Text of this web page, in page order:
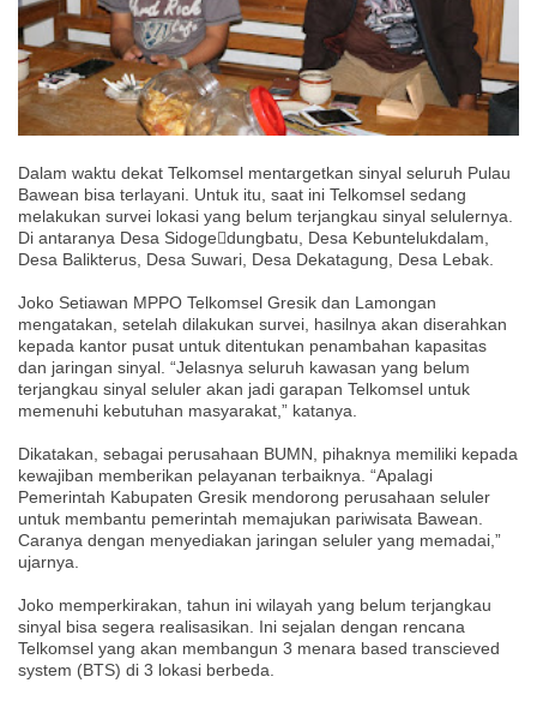
Dalam waktu dekat Telkomsel mentargetkan sinyal seluruh Pulau
Bawean bisa terlayani. Untuk itu, saat ini Telkomsel sedang
melakukan survei lokasi yang belum terjangkau sinyal selulernya.
Di antaranya Desa Sidoge￾dungbatu, Desa Kebuntelukdalam,
Desa Balikterus, Desa Suwari, Desa Dekatagung, Desa Lebak.
Joko Setiawan MPPO Telkomsel Gresik dan Lamongan
mengatakan, setelah dilakukan survei, hasilnya akan diserahkan
kepada kantor pusat untuk ditentukan penambahan kapasitas
dan jaringan sinyal. “Jelasnya seluruh kawasan yang belum
terjangkau sinyal seluler akan jadi garapan Telkomsel untuk
memenuhi kebutuhan masyarakat,” katanya.
Dikatakan, sebagai perusahaan BUMN, pihaknya memiliki kepada
kewajiban memberikan pelayanan terbaiknya. “Apalagi
Pemerintah Kabupaten Gresik mendorong perusahaan seluler
untuk membantu pemerintah memajukan pariwisata Bawean.
Caranya dengan menyediakan jaringan seluler yang memadai,”
ujarnya.
Joko memperkirakan, tahun ini wilayah yang belum terjangkau
sinyal bisa segera realisasikan. Ini sejalan dengan rencana
Telkomsel yang akan membangun 3 menara based transcieved
system (BTS) di 3 lokasi berbeda.